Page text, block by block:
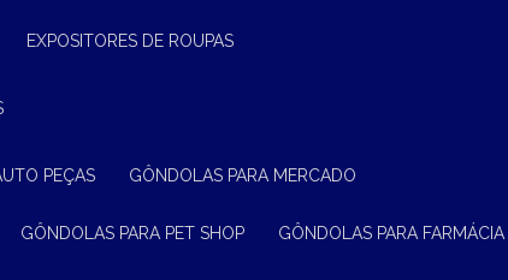
EXPOSITORES DE ROUPAS
PEÇAS GÔNDOLAS PARA MERCADO
GÔNDOLAS PARA PET SHOP GÔNDOLAS PARA FARMÁCIA